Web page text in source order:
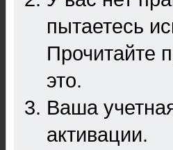
пытаетесь
Прочитайте
это.
Ваша
активации.